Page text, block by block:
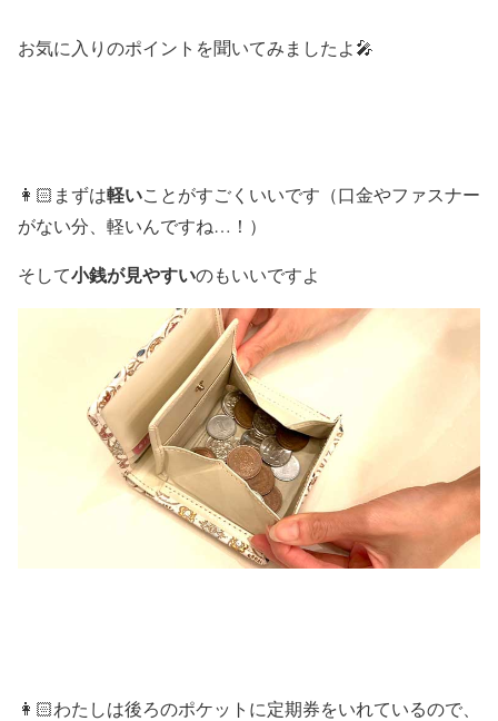
お気に入りのポイントを聞いてみましたよ🎤
👩🏻まずは軽いことがすごくいいです（口金やファスナー
がない分、軽いんですね…！）
そして小銭が見やすいのもいいですよ
👩🏻わたしは後ろのポケットに定期券をいれているので、